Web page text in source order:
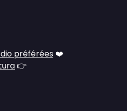
préférées ❤️
👉